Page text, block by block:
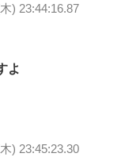
) 23:44:16.87
よ
) 23:45:23.30